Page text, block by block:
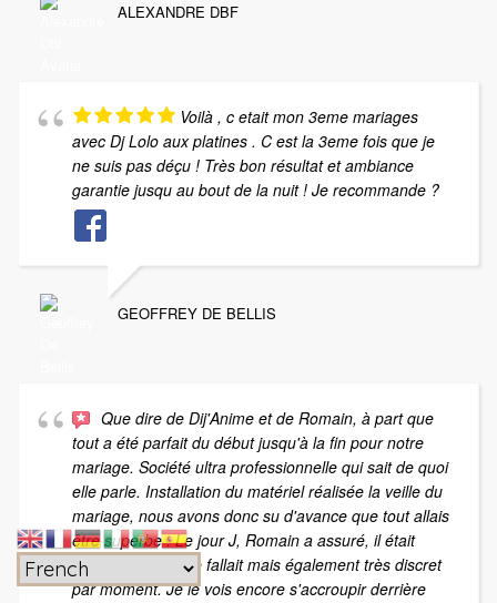
ALEXANDRE DBF
Voilà , c etait mon 3eme mariages
avec Dj Lolo aux platines . C est la 3eme fois que je
ne suis pas déçu ! Très bon résultat et ambiance
garantie jusqu au bout de la nuit ! Je recommande ?
GEOFFREY DE BELLIS
Que dire de Dij'Anime et de Romain, à part que
tout a été parfait du début jusqu'à la fin pour notre
mariage. Société ultra professionnelle qui sait de quoi
elle parle. Installation du matériel réalisée la veille du
mariage, nous avons donc su d'avance que tout allais
être superbe . Le jour J, Romain a assuré, il était
présent quand il le fallait mais également très discret
par moment. Je le vois encore s'accroupir derrière